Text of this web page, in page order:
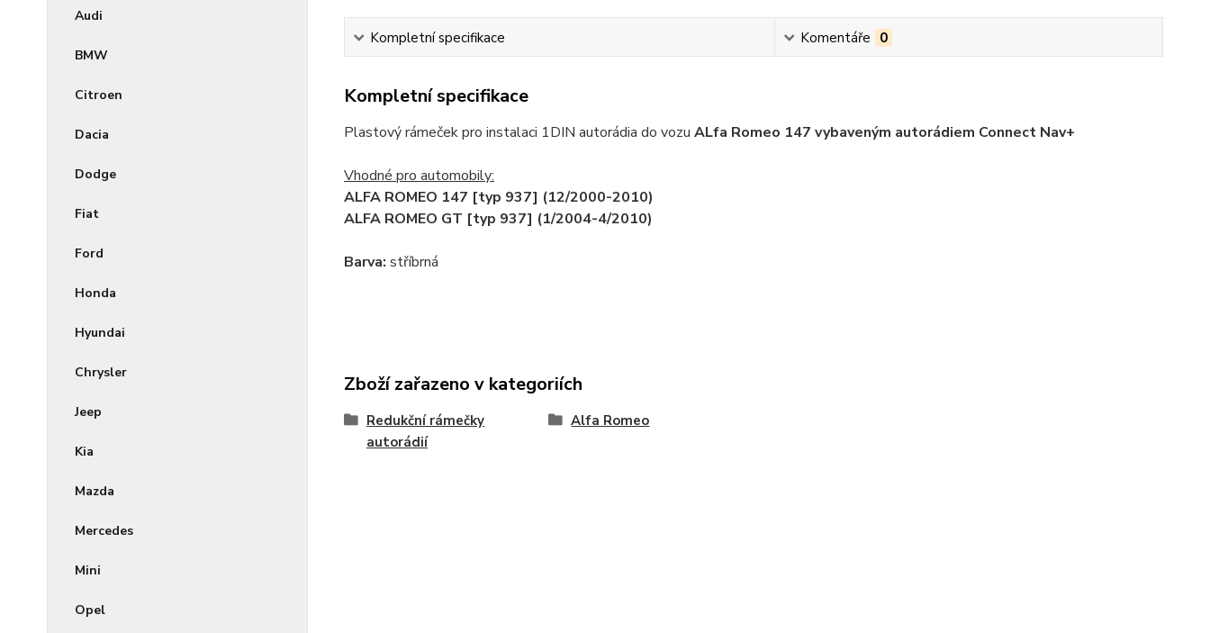
Audi
BMW
Citroen
Dacia
Dodge
Fiat
Ford
Honda
Hyundai
Chrysler
Jeep
Kia
Mazda
Mercedes
Mini
Opel
Kompletní specifikace Komentáře 0
Kompletní specifikace
Plastový rámeček pro instalaci 1DIN autorádia do vozu ALfa Romeo 147 vybaveným autorádiem Connect Nav+
Vhodné pro automobily:
ALFA ROMEO 147 [typ 937] (12/2000-2010)
ALFA ROMEO GT [typ 937] (1/2004-4/2010)
Barva: stříbrná
Zboží zařazeno v kategoriích
Redukční rámečky
autorádií
Alfa Romeo